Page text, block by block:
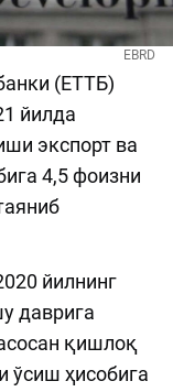
EBRD
(ЕТТБ)
йилда
экспорт ва
4,5 фоизни
йилнинг
даврига
қишлоқ
ўсиш ҳисобига